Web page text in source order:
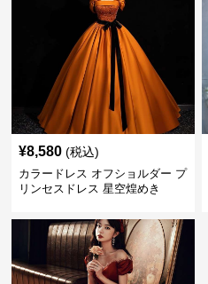
¥8,580 (税込)
カラードレス オフショルダー プ
リンセスドレス 星空煌めき